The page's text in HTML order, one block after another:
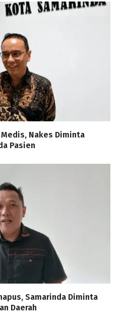
Medis, Nakes Diminta
Pasien
Samarinda Diminta
Daerah